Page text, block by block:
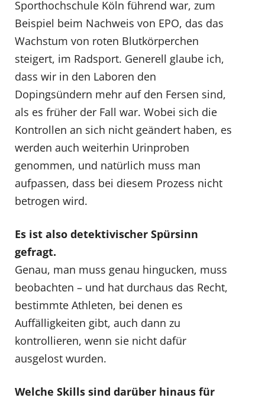
Sporthochschule Köln führend war, zum
Beispiel beim Nachweis von EPO, das das
Wachstum von roten Blutkörperchen
steigert, im Radsport. Generell glaube ich,
dass wir in den Laboren den
Dopingsündern mehr auf den Fersen sind,
als es früher der Fall war. Wobei sich die
Kontrollen an sich nicht geändert haben, es
werden auch weiterhin Urinproben
genommen, und natürlich muss man
aufpassen, dass bei diesem Prozess nicht
betrogen wird.
Es ist also detektivischer Spürsinn
gefragt.
Genau, man muss genau hingucken, muss
beobachten – und hat durchaus das Recht,
bestimmte Athleten, bei denen es
Auffälligkeiten gibt, auch dann zu
kontrollieren, wenn sie nicht dafür
ausgelost wurden.
Welche Skills sind darüber hinaus für